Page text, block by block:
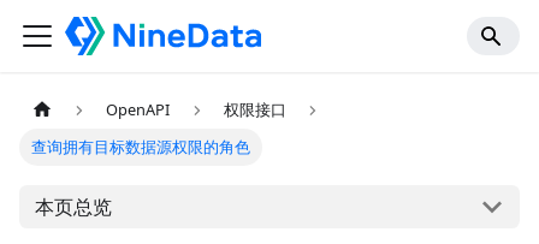
OpenAPI
权限接口
查询拥有目标数据源权限的角色
本页总览